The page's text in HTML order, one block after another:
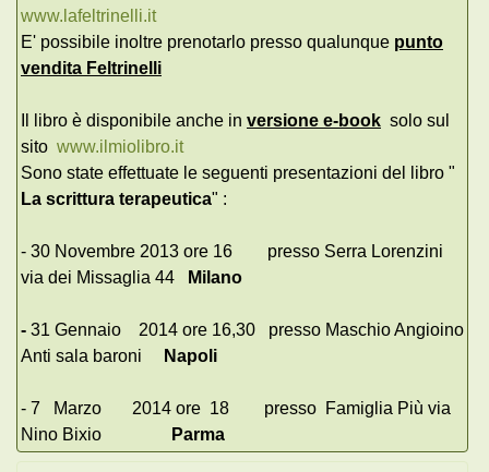
www.lafeltrinelli.it
E' possibile inoltre prenotarlo presso qualunque punto
vendita Feltrinelli
Il libro è disponibile anche in versione e-book solo sul
sito www.ilmiolibro.it
Sono state effettuate le seguenti presentazioni del libro "
La scrittura terapeutica" :
- 30 Novembre 2013 ore 16 presso Serra Lorenzini
via dei Missaglia 44
Milano
- 31 Gennaio 2014 ore 16,30 presso Maschio Angioino
Anti sala baroni
Napoli
- 7 Marzo 2014 ore 18 presso Famiglia Più via
Nino Bixio
Parma